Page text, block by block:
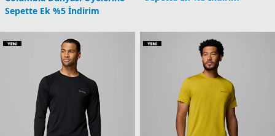
Tech Trail Utility Erkek
Teknik Kısa Kollu T-Shirt
4.799,90
1 Üründe Sepette 3.839,92 TL
2 Üründe Sepette 3.599,93 TL
3 Üründe Sepette 3.359,93 TL
4 Üründe Sepette 2.879,94 TL
5 Ürün ve Üzerinde Sepette
2.399,95 TL
Teknik Kısa Kollu T-Shirt
4.799,90
1 Üründe Sepette 3.839,92 TL
2 Üründe Sepette 3.599,93 TL
3 Üründe Sepette 3.359,93 TL
4 Üründe Sepette 2.879,94 TL
5 Ürün ve Üzerinde Sepette
2.399,95 TL